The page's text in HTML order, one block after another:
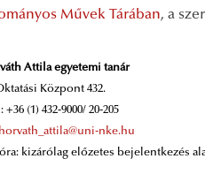
Művek Tárában, a
Attila egyetemi tanár
Központ 432.
+36 (1) 432-9000/ 20-205
nke.hu
kizárólag előzetes bejelentkezés